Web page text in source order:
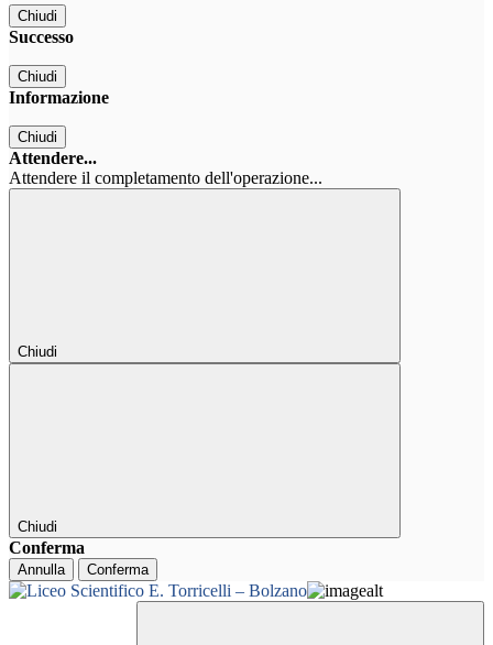
Chiudi
Successo
Chiudi
Informazione
Chiudi
Attendere...
Attendere il completamento dell'operazione...
Chiudi
Chiudi
Conferma
Annulla Conferma